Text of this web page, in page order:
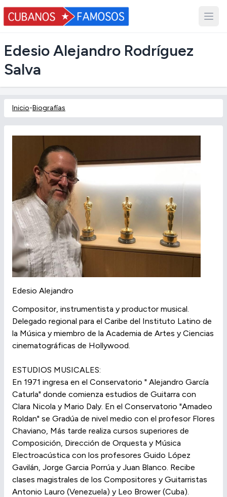
Edesio Alejandro Rodríguez
Salva
Inicio-Biografías
Edesio Alejandro
Compositor, instrumentista y productor musical.
Delegado regional para el Caribe del Instituto Latino de
la Música y miembro de la Academia de Artes y Ciencias
cinematográficas de Hollywood.
ESTUDIOS MUSICALES:
En 1971 ingresa en el Conservatorio " Alejandro García
Caturla" donde comienza estudios de Guitarra con
Clara Nicola y Mario Daly. En el Conservatorio "Amadeo
Roldan" se Gradúa de nivel medio con el profesor Flores
Chaviano, Más tarde realiza cursos superiores de
Composición, Dirección de Orquesta y Música
Electroacústica con los profesores Guido López
Gavilán, Jorge Garcia Porrúa y Juan Blanco. Recibe
clases magistrales de los Compositores y Guitarristas
Antonio Lauro (Venezuela) y Leo Brower (Cuba).